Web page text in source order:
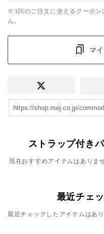
※1回のご注文に使えるクーポン
ん。
マ
ストラップ付き
現在おすすめアイテムはありませ
最近チェ
最近チェックしたアイテムはあり